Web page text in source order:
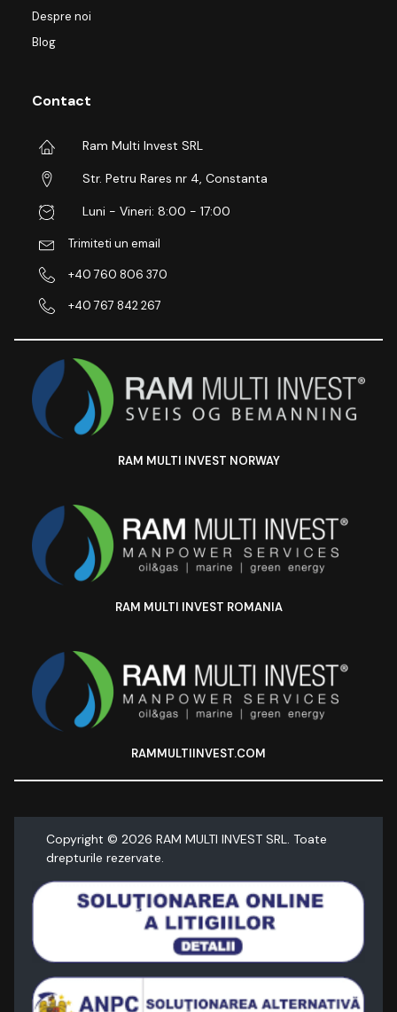
Despre noi
Blog
Contact
Ram Multi Invest SRL
Str. Petru Rares nr 4, Constanta
Luni - Vineri: 8:00 - 17:00
Trimiteti un email
+40 760 806 370
+40 767 842 267
RAM MULTI INVEST NORWAY
RAM MULTI INVEST ROMANIA
RAMMULTIINVEST.COM
Copyright © 2026 RAM MULTI INVEST SRL. Toate
drepturile rezervate.